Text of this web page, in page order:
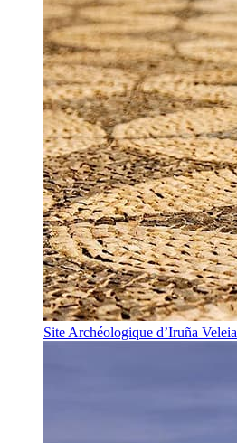
Site Archéologique d’Iruña Veleia